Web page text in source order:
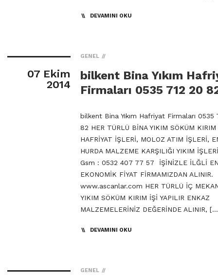
DEVAMINI OKU
07 Ekim
2014
GENEL
bilkent Bina Yıkım
Firmaları 0535 712 20
bilkent Bina Yıkım Hafriyat Firmaları 0535
82 HER TÜRLÜ BİNA YIKIM SÖKÜM KIRIM
HAFRİYAT İŞLERİ, MOLOZ ATIM İŞLERİ,
HURDA MALZEME KARŞILIĞI YIKIM
Gsm : 0532 407 77 57 İŞİNİZLE İLĞLİ EN
EKONOMİK FİYAT FİRMAMIZDAN ALINIR.
www.ascanlar.com HER TÜRLÜ İÇ
YIKIM SÖKÜM KIRIM İŞİ YAPILIR ENKAZ
MALZEMELERİNİZ DEĞERİNDE ALINIR,
DEVAMINI OKU
GENEL